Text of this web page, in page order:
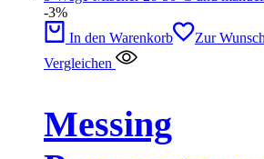
-3%
In den Warenkorb
Zur
Vergleichen
Messing